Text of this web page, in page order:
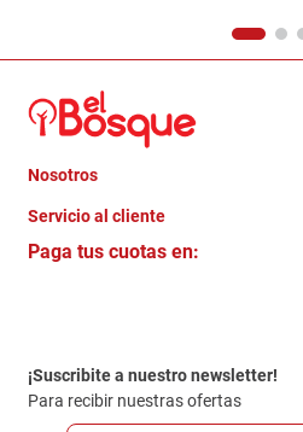
Nosotros
Quienes somos
Trabaja con Nosotros
Servicio al cliente
Crédito Directo
Politica de Privacidad
Políticas y condiciones GiftCard
Paga tus cuotas en:
¡Suscribite a nuestro newsletter!
Para recibir nuestras ofertas